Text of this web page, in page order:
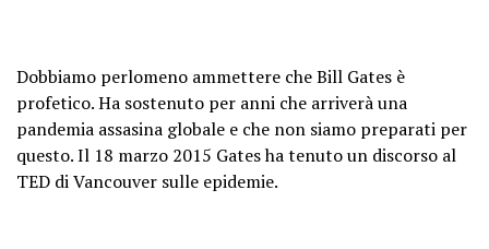
Dobbiamo perlomeno ammettere che Bill Gates è
profetico. Ha sostenuto per anni che arriverà una
pandemia assasina globale e che non siamo preparati per
questo. Il 18 marzo 2015 Gates ha tenuto un discorso al
TED di Vancouver sulle epidemie.